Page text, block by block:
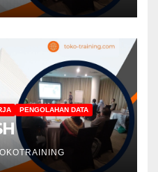
PENGOLAHAN DATA